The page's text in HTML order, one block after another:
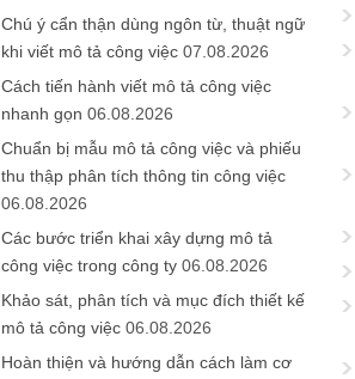
Chú ý cẩn thận dùng ngôn từ, thuật ngữ
khi viết mô tả công việc 07.08.2026
Cách tiến hành viết mô tả công việc
nhanh gọn 06.08.2026
Chuẩn bị mẫu mô tả công việc và phiếu
thu thập phân tích thông tin công việc
06.08.2026
Các bước triển khai xây dựng mô tả
công việc trong công ty 06.08.2026
Khảo sát, phân tích và mục đích thiết kế
mô tả công việc 06.08.2026
Hoàn thiện và hướng dẫn cách làm cơ